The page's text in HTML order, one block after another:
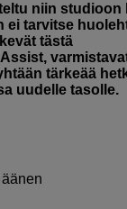
niin studioon
ei tarvitse
tästä
tärkeää
uudelle tasolle.